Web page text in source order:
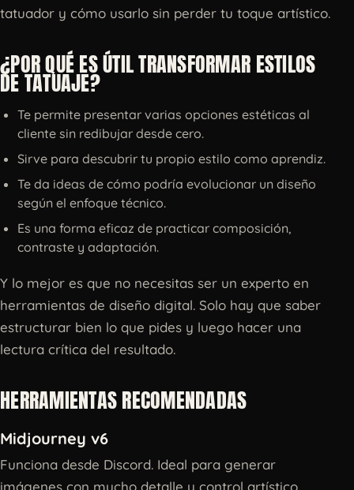
tatuador y cómo usarlo sin perder tu toque artístico.
¿POR QUÉ ES ÚTIL TRANSFORMAR ESTILOS
DE TATUAJE?
Te permite presentar varias opciones estéticas al
cliente sin redibujar desde cero.
Sirve para descubrir tu propio estilo como aprendiz.
Te da ideas de cómo podría evolucionar un diseño
según el enfoque técnico.
Es una forma eficaz de practicar composición,
contraste y adaptación.
Y lo mejor es que no necesitas ser un experto en
herramientas de diseño digital. Solo hay que saber
estructurar bien lo que pides y luego hacer una
lectura crítica del resultado.
HERRAMIENTAS RECOMENDADAS
Midjourney v6
Funciona desde Discord. Ideal para generar
imágenes con mucho detalle y control artístico.